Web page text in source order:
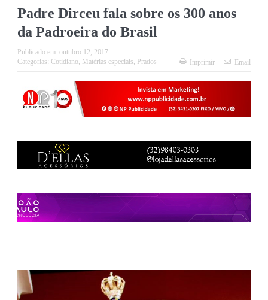
Padre Dirceu fala sobre os 300 anos
da Padroeira do Brasil
Publicado em: outubro 12, 2017
Categorias: Cotidiano, Matérias especiais, Prados Imprimir Email